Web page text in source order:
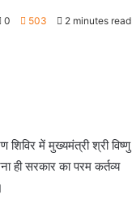
0 503 2 minutes read
में मुख्यमंत्री श्री विष्णु
ही सरकार का परम कर्तव्य